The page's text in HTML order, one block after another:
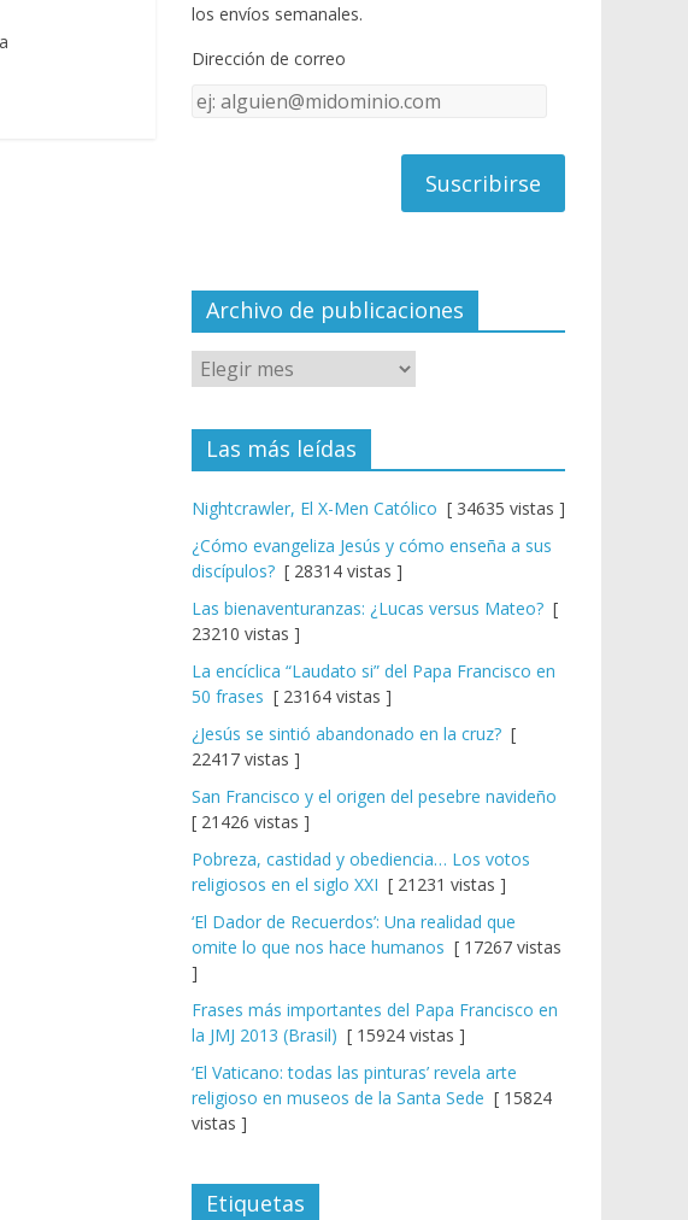
o
k e
C
el
los envíos semanales.
Dirección de correo
Dirección
Archivo de publicaciones
Las más leídas
Nightcrawler, El X-Men Católico [ 34635 vistas ]
¿Cómo evangeliza Jesús y cómo enseña a sus
discípulos? [ 28314 vistas ]
Las bienaventuranzas: ¿Lucas versus Mateo? [
23210 vistas ]
La encíclica “Laudato si” del Papa Francisco en
50 frases [ 23164 vistas ]
¿Jesús se sintió abandonado en la cruz? [
22417 vistas ]
San Francisco y el origen del pesebre navideño
[ 21426 vistas ]
Pobreza, castidad y obediencia… Los votos
religiosos en el siglo XXI [ 21231 vistas ]
‘El Dador de Recuerdos’: Una realidad que
omite lo que nos hace humanos [ 17267 vistas
]
Frases más importantes del Papa Francisco en
la JMJ 2013 (Brasil) [ 15924 vistas ]
‘El Vaticano: todas las pinturas’ revela arte
religioso en museos de la Santa Sede [ 15824
vistas ]
Etiquetas